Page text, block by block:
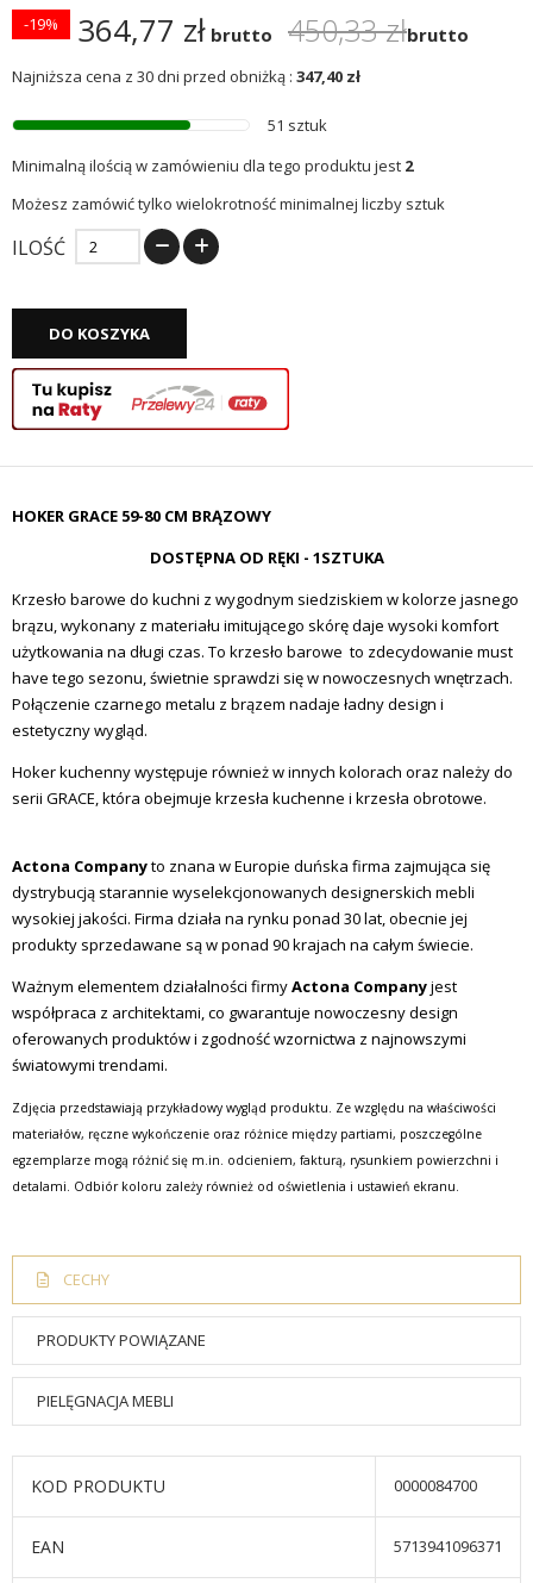
364,77 zł brutto 450,33 złbrutto
-19%
Najniższa cena z 30 dni przed obniżką : 347,40 zł
51 sztuk
Minimalną ilością w zamówieniu dla tego produktu jest 2
Możesz zamówić tylko wielokrotność minimalnej liczby sztuk
ILOŚĆ
DO KOSZYKA
HOKER GRACE 59-80 CM BRĄZOWY
DOSTĘPNA OD RĘKI - 1SZTUKA
Krzesło barowe do kuchni z wygodnym siedziskiem w kolorze jasnego
brązu, wykonany z materiału imitującego skórę daje wysoki komfort
użytkowania na długi czas. To krzesło barowe to zdecydowanie must
have tego sezonu, świetnie sprawdzi się w nowoczesnych wnętrzach.
Połączenie czarnego metalu z brązem nadaje ładny design i
estetyczny wygląd.
Hoker kuchenny występuje również w innych kolorach oraz należy do
serii GRACE, która obejmuje krzesła kuchenne i krzesła obrotowe.
Actona Companyto znana w Europie duńska firma zajmująca się
dystrybucją starannie wyselekcjonowanych designerskich mebli
wysokiej jakości. Firma działa na rynku ponad 30 lat, obecnie jej
produkty sprzedawane są w ponad 90 krajach na całym świecie.
Ważnym elementem działalności firmyActona Companyjest
współpraca z architektami, co gwarantuje nowoczesny design
oferowanych produktów i zgodność wzornictwa z najnowszymi
światowymi trendami.
Zdjęcia przedstawiają przykładowy wygląd produktu. Ze względu na właściwości
materiałów, ręczne wykończenie oraz różnice między partiami, poszczególne
egzemplarze mogą różnić się m.in. odcieniem, fakturą, rysunkiem powierzchni i
detalami. Odbiór koloru zależy również od oświetlenia i ustawień ekranu.
CECHY
PRODUKTY POWIĄZANE
PIELĘGNACJA MEBLI
KOD PRODUKTU 0000084700
EAN 5713941096371